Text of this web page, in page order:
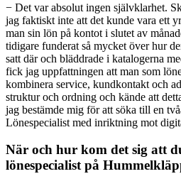
− Det var absolut ingen självklarhet.
jag faktiskt inte att det kunde vara ett
man sin lön på kontot i slutet av
tidigare funderat så mycket över hur
satt där och bläddrade i katalogerna
fick jag uppfattningen att man som
kombinera service, kundkontakt och
struktur och ordning och kände att
jag bestämde mig för att söka till en
Lönespecialist med inriktning mot
När och hur kom det sig att
lönespecialist på